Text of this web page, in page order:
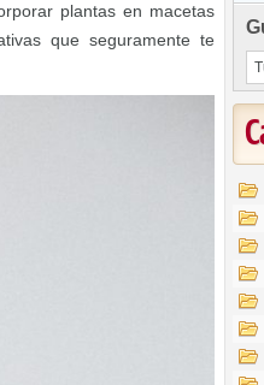
plantas en macetas
que seguramente te